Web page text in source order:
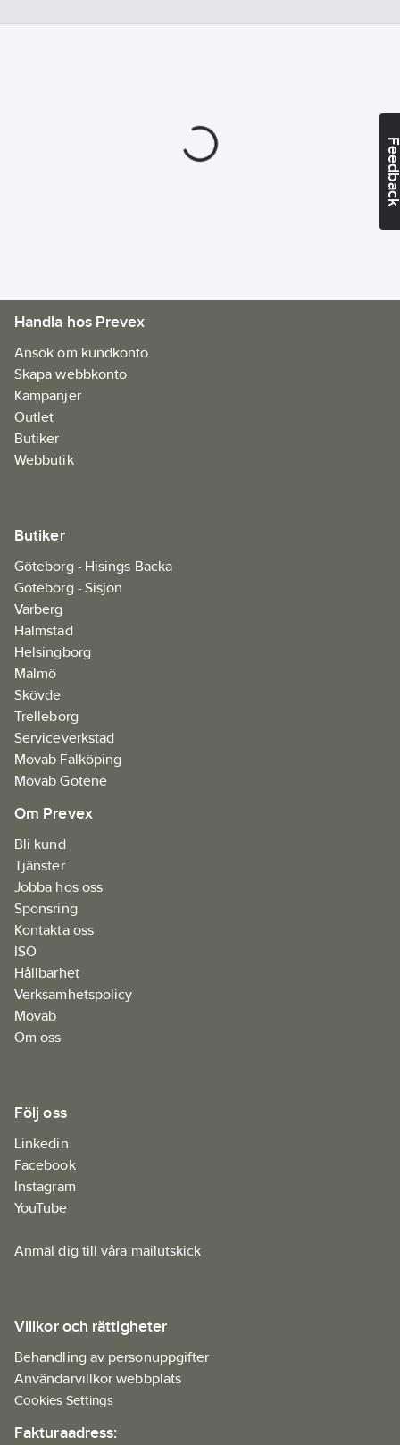
Handla hos Prevex
Ansök om kundkonto
Skapa webbkonto
Kampanjer
Outlet
Butiker
Webbutik
Butiker
Göteborg - Hisings Backa
Göteborg - Sisjön
Varberg
Halmstad
Helsingborg
Malmö
Skövde
Trelleborg
Serviceverkstad
Movab Falköping
Movab Götene
Om Prevex
Bli kund
Tjänster
Jobba hos oss
Sponsring
Kontakta oss
ISO
Hållbarhet
Verksamhetspolicy
Movab
Om oss
Följ oss
Linkedin
Facebook
Instagram
YouTube
Anmäl dig till våra mailutskick
Villkor och rättigheter
Behandling av personuppgifter
Användarvillkor webbplats
Cookies Settings
Fakturaadress: